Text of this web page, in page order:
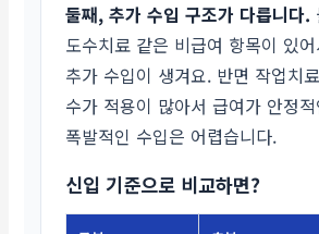
둘째, 추가 수입 구조가 다릅니다.
도수치료 같은 비급여 항목이 있
추가 수입이 생겨요. 반면 작업치
수가 적용이 많아서 급여가 안정
폭발적인 수입은 어렵습니다.
신입 기준으로 비교하면?